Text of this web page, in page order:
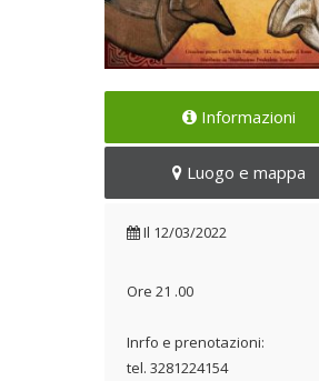
Uno spettacolo stupendo
Informazioni
Luogo e mappa
Il 12/03/2022
Ore 21 .00
Inrfo e prenotazioni:
tel. 3281224154